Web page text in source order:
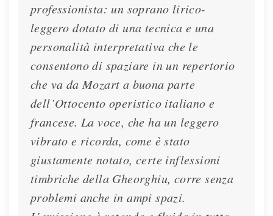
professionista: un soprano lirico-
leggero dotato di una tecnica e una
personalità interpretativa che le
consentono di spaziare in un repertorio
che va da Mozart a buona parte
dell’Ottocento operistico italiano e
francese. La voce, che ha un leggero
vibrato e ricorda, come è stato
giustamente notato, certe inflessioni
timbriche della Gheorghiu, corre senza
problemi anche in ampi spazi.